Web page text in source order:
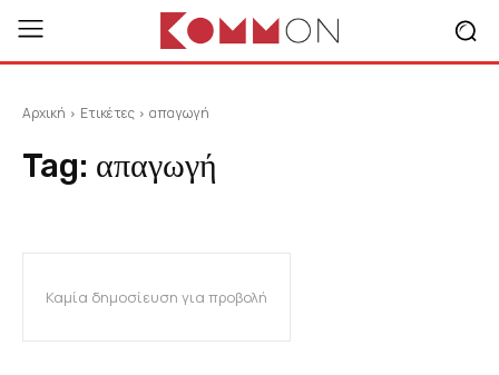
Αρχική Ετικέτες απαγωγή
Tag: απαγωγή
Καμία δημοσίευση για προβολή